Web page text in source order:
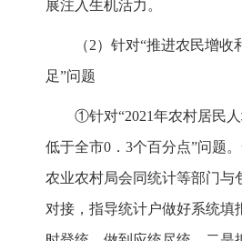
展注入生机活力。
（2）针对“推进农民增
足”问题
①针对“2021年农村居民
低于全市0．3个百分点”问题
农业农村局会同统计等部门与
对接，指导统计户做好系统填